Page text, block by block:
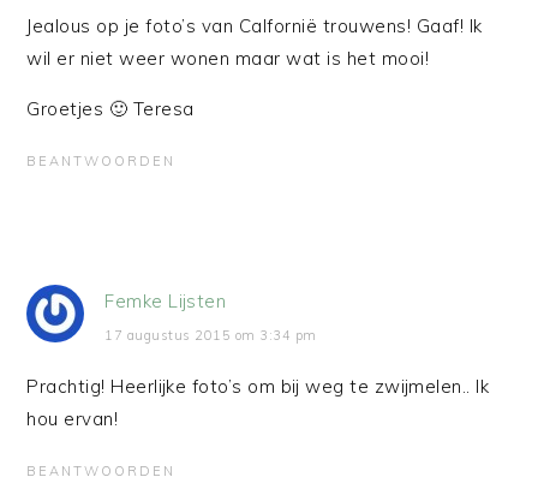
Jealous op je foto’s van Calfornië trouwens! Gaaf! Ik
wil er niet weer wonen maar wat is het mooi!
Groetjes 🙂 Teresa
BEANTWOORDEN
Femke Lijsten
17 augustus 2015 om 3:34 pm
Prachtig! Heerlijke foto’s om bij weg te zwijmelen.. Ik
hou ervan!
BEANTWOORDEN